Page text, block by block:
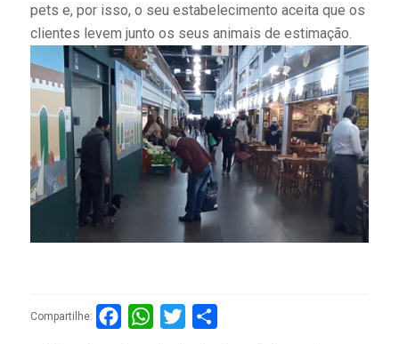
pets e, por isso, o seu estabelecimento aceita que os
clientes levem junto os seus animais de estimação.
Compartilhe: FacebookWhatsApp
Twitter